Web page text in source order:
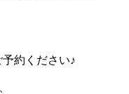
約ください♪